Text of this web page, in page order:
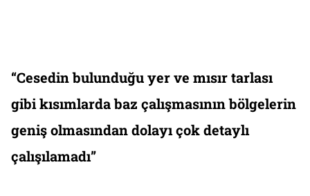
“Cesedin bulunduğu yer ve mısır tarlası
gibi kısımlarda baz çalışmasının bölgelerin
geniş olmasından dolayı çok detaylı
çalışılamadı”